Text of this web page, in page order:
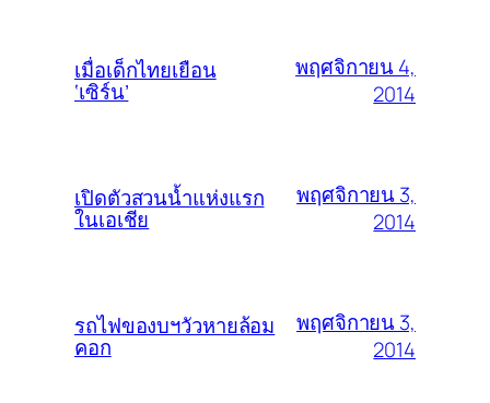
เมื่อเด็กไทยเยือน
‘เซิร์น’
พฤศจิกายน 4,
2014
เปิดตัวสวนน้ำแห่งแรก
ในเอเชีย
พฤศจิกายน 3,
2014
รถไฟของบฯวัวหายล้อม
คอก
พฤศจิกายน 3,
2014